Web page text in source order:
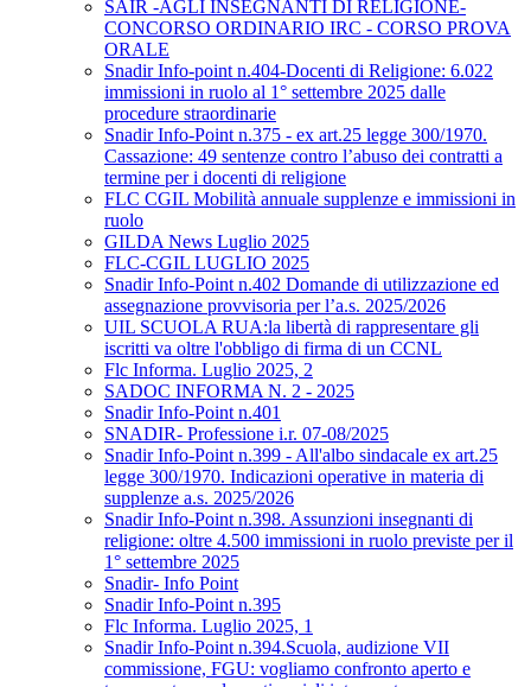
SAIR -AGLI INSEGNANTI DI RELIGIONE-
CONCORSO ORDINARIO IRC - CORSO PROVA
ORALE
Snadir Info-point n.404-Docenti di Religione: 6.022
immissioni in ruolo al 1° settembre 2025 dalle
procedure straordinarie
Snadir Info-Point n.375 - ex art.25 legge 300/1970.
Cassazione: 49 sentenze contro l’abuso dei contratti a
termine per i docenti di religione
FLC CGIL Mobilità annuale supplenze e immissioni in
ruolo
GILDA News Luglio 2025
FLC-CGIL LUGLIO 2025
Snadir Info-Point n.402 Domande di utilizzazione ed
assegnazione provvisoria per l’a.s. 2025/2026
UIL SCUOLA RUA:la libertà di rappresentare gli
iscritti va oltre l'obbligo di firma di un CCNL
Flc Informa. Luglio 2025, 2
SADOC INFORMA N. 2 - 2025
Snadir Info-Point n.401
SNADIR- Professione i.r. 07-08/2025
Snadir Info-Point n.399 - All'albo sindacale ex art.25
legge 300/1970. Indicazioni operative in materia di
supplenze a.s. 2025/2026
Snadir Info-Point n.398. Assunzioni insegnanti di
religione: oltre 4.500 immissioni in ruolo previste per il
1° settembre 2025
Snadir- Info Point
Snadir Info-Point n.395
Flc Informa. Luglio 2025, 1
Snadir Info-Point n.394.Scuola, audizione VII
commissione, FGU: vogliamo confronto aperto e